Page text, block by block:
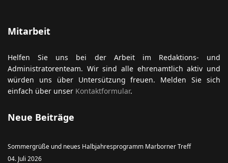
Mitarbeit
Helfen Sie uns bei der Arbeit im Redaktions- und
Administratorenteam. Wir sind alle ehrenamtlich aktiv und
würden uns über Untersützung freuen. Melden Sie sich
einfach über unser Kontaktformular.
Neue Beiträge
Sommergrüße und neues Halbjahresprogramm Marborner Treff
04. Juli 2026